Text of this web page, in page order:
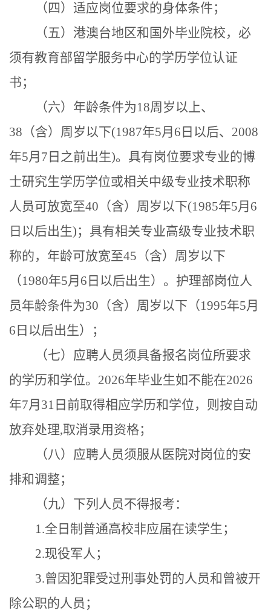
（四）适应岗位要求的身体条件；
（五）港澳台地区和国外毕业院校，必
须有教育部留学服务中心的学历学位认证
书；
（六）年龄条件为18周岁以上、
38 （含）周岁以下(1987年5月 6 日 以后、 2008
年5月7日之前出生)。 具有岗位要求专业的博
士研究生学历学位或相关中级专业技术职称
人员可放宽至40（含）周岁以下(1985年5月 6
日以后出生)； 具有相关专业高级专业技术职
称的，年龄可放宽至45 （含） 周岁以下
（1980年5月6日以后出生）。 护理部岗位人
员年龄条件为30（含）周岁以下（1995年5月
6 日以后出生）；
（七）应聘人员须具备报名岗位所要求
的学历和学位。 2026年毕业生如不能在2026
年7月31日前取得相应学历和学位，则按自动
放弃处理,取消录用资格；
（八）应聘人员须服从医院对岗位的安
排和调整；
（九）下列人员不得报考：
1.全日制普通高校非应届在读学生 ；
2.现役军人；
3.曾 因犯罪受过刑事处罚的人员和曾被开
除公职的人员；